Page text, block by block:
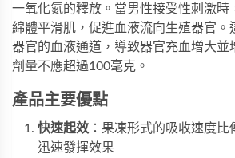
一氧化氮的釋放。當男性接受性刺激時
綿體平滑肌，促進血液流向生殖器官。
器官的血液通道，導致器官充血增大並
劑量不應超過100毫克。
產品主要優點
快速起效 ：果凍形式的吸收速度
迅速發揮效果